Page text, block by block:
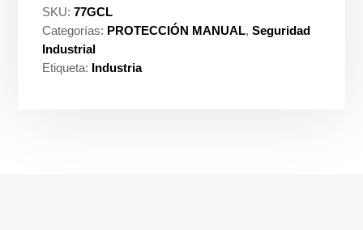
tela-
nitrilo
3M
talla
SKU:77GCL
Categorías: PROTECCIÓN MANUAL,Seguridad
Industrial
Etiqueta: Industria